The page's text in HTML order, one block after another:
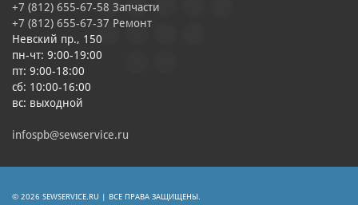
+7 (812) 655-67-58 Запчасти
+7 (812) 655-67-37 Ремонт
Невский пр., 150
пн-чт: 9:00-19:00
пт: 9:00-18:00
сб: 10:00-16:00
вс: выходной
infospb@sewservice.ru
© 2026 SEWSERVICE.RU | ВСЕ ПРАВА ЗАЩИЩЕНЫ.